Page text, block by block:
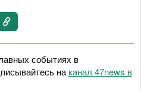
событиях в
на канал 47news в